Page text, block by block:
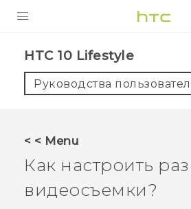
5G
VIVERSE
HTC 10 Lifestyle‎
Руководства
< < Menu
Как настроить
видеосъемки?